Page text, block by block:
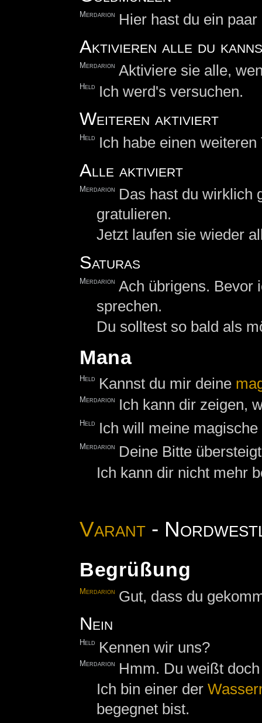
Merdarion Hier hast du ein paar
Aktivieren alle du
Merdarion Aktiviere sie alle,
Held Ich werd's versuchen.
Weiteren aktiviert
Held Ich habe einen
Alle aktiviert
Merdarion
Das hast du wirklich
gratulieren.
Jetzt laufen sie wieder
Saturas
Merdarion Ach übrigens. Bevor
sprechen.
Du solltest so bald als
Mana
Held Kannst du mir deine
Merdarion Ich kann dir zeigen,
Held Ich will meine
Merdarion
Deine Bitte
Ich kann dir nicht mehr
Varant-
Begrüßung
Merdarion Gut, dass du
Nein
Held Kennen wir uns?
Merdarion
Hmm. Du weißt
Ich bin einer der
begegnet bist.